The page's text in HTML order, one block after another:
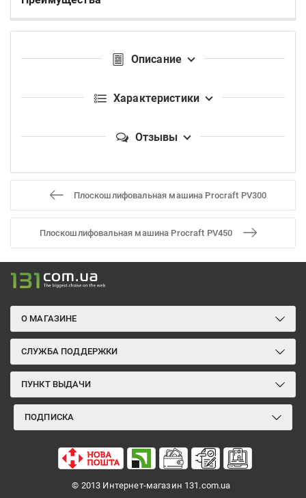
Описание
Характеристики
Отзывы
Плоскошлифовальная машина Procraft PV300
Плоскошлифовальная машина Procraft PV450
О МАГАЗИНЕ
СЛУЖБА ПОДДЕРЖКИ
ПУНКТ ВЫДАЧИ
ПОДПИСКА
© 2013 Интернет-магазин 131.com.ua